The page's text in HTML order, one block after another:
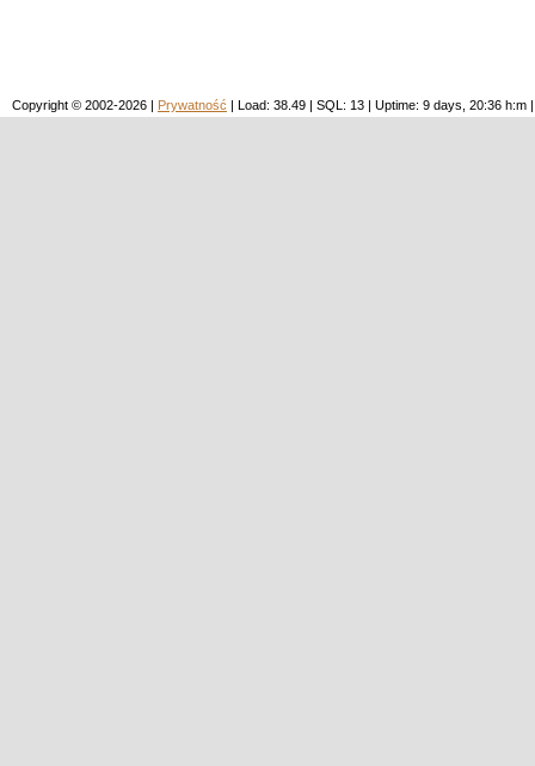
Copyright © 2002-2026 | Prywatność | Load: 38.49 | SQL: 13 | Uptime: 9 days, 20:36